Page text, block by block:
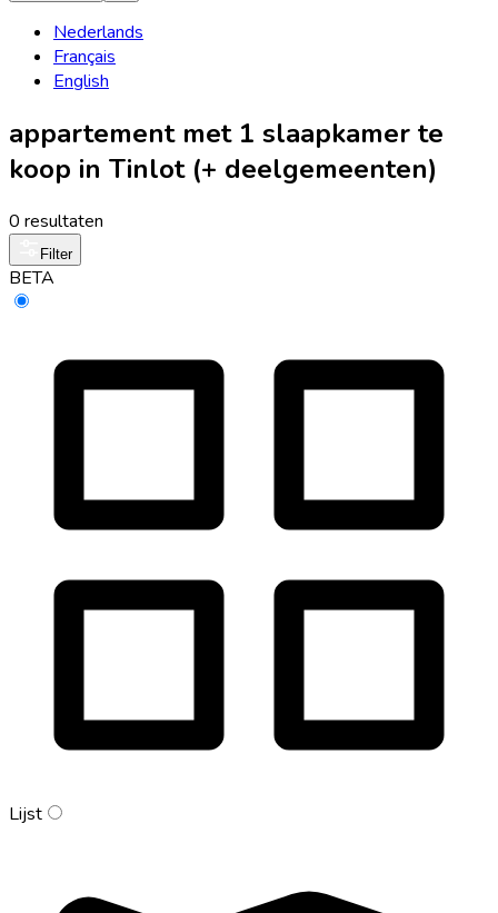
Nederlands
Français
English
appartement met 1 slaapkamer te
koop in Tinlot (+ deelgemeenten)
0 resultaten
Filter
BETA
Lijst